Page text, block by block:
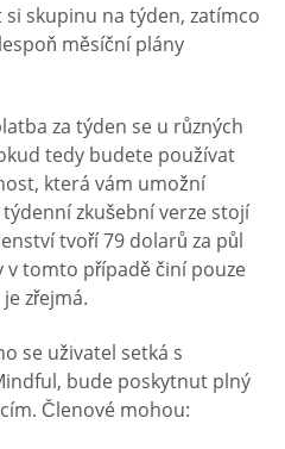
skupinu na týden, zatímco
měsíční plány
za týden se u různých
tedy budete používat
která vám umožní
zkušební verze stojí
tvoří 79 dolarů za půl
v tomto případě činí pouze
zřejmá.
se uživatel setká s
bude poskytnut plný
Členové mohou: